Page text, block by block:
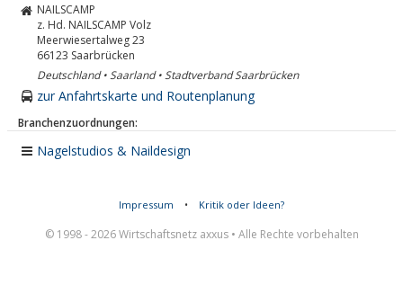
NAILSCAMP
z. Hd. NAILSCAMP Volz
Meerwiesertalweg 23
66123 Saarbrücken
Deutschland • Saarland • Stadtverband Saarbrücken
zur Anfahrtskarte und Routenplanung
Branchenzuordnungen:
Nagelstudios & Naildesign
Impressum • Kritik oder Ideen?
© 1998 - 2026 Wirtschaftsnetz axxus • Alle Rechte vorbehalten